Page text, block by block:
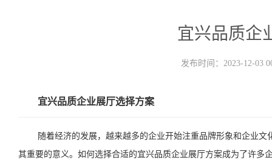
宜兴品质企
发布时间：2023-12-03
宜兴品质企业展厅选择方案
随着经济的发展，越来越多的企业开始注重品牌形象和企业文
其重要的意义。如何选择合适的宜兴品质企业展厅方案成为了许多